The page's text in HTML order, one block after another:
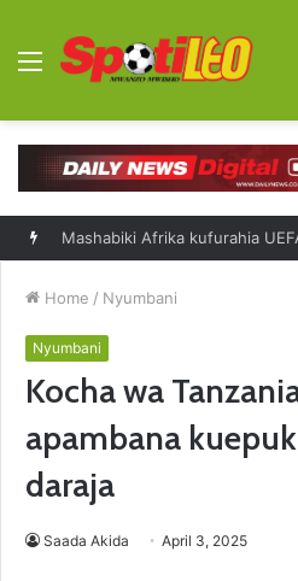
Menu
Saliboko: Bendera ya Taifa
Home / Nyumbani
Nyumbani
Kocha wa
apambana
daraja
Saada Akida April 3, 2025